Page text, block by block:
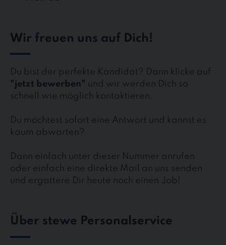
Wir freuen uns auf Dich!
Du bist der perfekte Kandidat? Dann klicke auf
"jetzt bewerben" und wir werden Dich so
schnell wie möglich kontaktieren.
Du möchtest sofort eine Antwort und kannst es
kaum abwarten?
Dann einfach unter dieser Nummer anrufen
oder einfach eine direkte Mail an uns senden
und ergattere Dir heute noch einen Job!
Über stewe Personalservice